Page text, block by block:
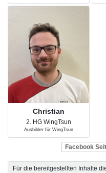
Christian
2. HG WingTsun
Ausbilder für WingTsun
Facebook
Für die bereitgestellten Inhalte